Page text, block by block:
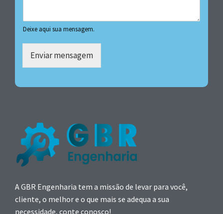
Deixe aqui sua mensagem.
Enviar mensagem
A GBR Engenharia tem a missão de levar para você,
cliente, o melhor e o que mais se adequa a sua
necessidade, conte conosco!